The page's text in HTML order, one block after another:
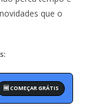
que o
🆓 COMEÇAR GRÁTIS